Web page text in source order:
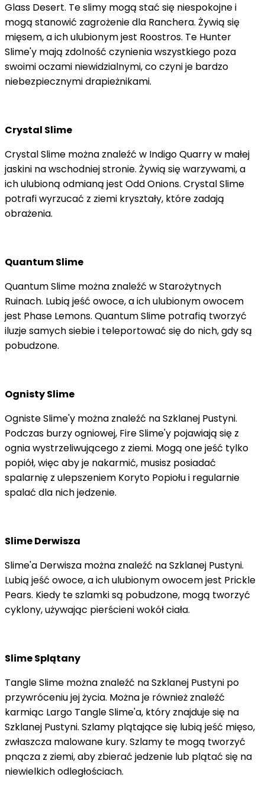
Glass Desert. Te slimy mogą stać się niespokojne i
mogą stanowić zagrożenie dla Ranchera. Żywią się
mięsem, a ich ulubionym jest Roostros. Te Hunter
Slime'y mają zdolność czynienia wszystkiego poza
swoimi oczami niewidzialnymi, co czyni je bardzo
niebezpiecznymi drapieżnikami.
Crystal Slime
Crystal Slime można znaleźć w Indigo Quarry w małej
jaskini na wschodniej stronie. Żywią się warzywami, a
ich ulubioną odmianą jest Odd Onions. Crystal Slime
potrafi wyrzucać z ziemi kryształy, które zadają
obrażenia.
Quantum Slime
Quantum Slime można znaleźć w Starożytnych
Ruinach. Lubią jeść owoce, a ich ulubionym owocem
jest Phase Lemons. Quantum Slime potrafią tworzyć
iluzje samych siebie i teleportować się do nich, gdy są
pobudzone.
Ognisty Slime
Ogniste Slime'y można znaleźć na Szklanej Pustyni.
Podczas burzy ogniowej, Fire Slime'y pojawiają się z
ognia wystrzeliwującego z ziemi. Mogą one jeść tylko
popiół, więc aby je nakarmić, musisz posiadać
spalarnię z ulepszeniem Koryto Popiołu i regularnie
spalać dla nich jedzenie.
Slime Derwisza
Slime'a Derwisza można znaleźć na Szklanej Pustyni.
Lubią jeść owoce, a ich ulubionym owocem jest Prickle
Pears. Kiedy te szlamki są pobudzone, mogą tworzyć
cyklony, używając pierścieni wokół ciała.
Slime Splątany
Tangle Slime można znaleźć na Szklanej Pustyni po
przywróceniu jej życia. Można je również znaleźć
karmiąc Largo Tangle Slime'a, który znajduje się na
Szklanej Pustyni. Szlamy plątające się lubią jeść mięso,
zwłaszcza malowane kury. Szlamy te mogą tworzyć
pnącza z ziemi, aby zbierać jedzenie lub plątać się na
niewielkich odległościach.